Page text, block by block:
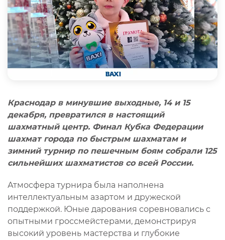
Краснодар в минувшие выходные, 14 и 15
декабря, превратился в настоящий
шахматный центр. Финал Кубка Федерации
шахмат города по быстрым шахматам и
зимний турнир по пешечным боям собрали 125
сильнейших шахматистов со всей России.
Атмосфера турнира была наполнена
интеллектуальным азартом и дружеской
поддержкой. Юные дарования соревновались с
опытными гроссмейстерами, демонстрируя
высокий уровень мастерства и глубокие